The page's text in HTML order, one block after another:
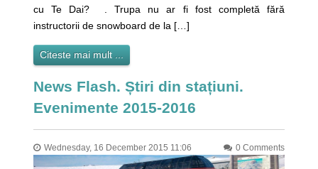
cu Te Dai? . Trupa nu ar fi fost completă fără
instructorii de snowboard de la […]
Citeste mai mult ...
News Flash. Știri din stațiuni.
Evenimente 2015-2016
Wednesday, 16 December 2015 11:06 0 Comments